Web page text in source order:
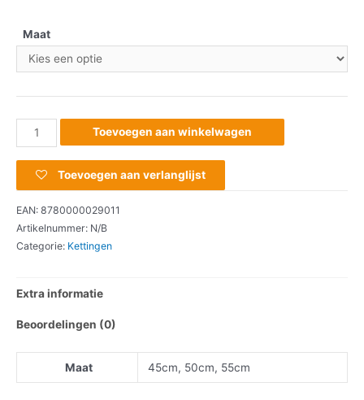
Maat
Toevoegen aan winkelwagen
Toevoegen aan verlanglijst
EAN: 8780000029011
Artikelnummer: N/B
Categorie: Kettingen
Extra informatie
Beoordelingen (0)
Maat 45cm, 50cm, 55cm